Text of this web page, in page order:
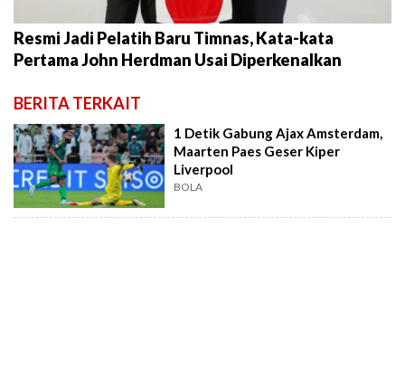
Resmi Jadi Pelatih Baru Timnas, Kata-kata
Pertama John Herdman Usai Diperkenalkan
BERITA TERKAIT
1 Detik Gabung Ajax Amsterdam,
Maarten Paes Geser Kiper
Liverpool
BOLA